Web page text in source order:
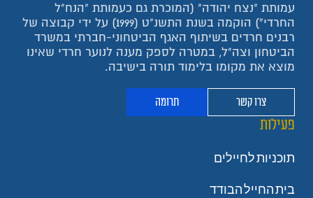
עמותת "נצח יהודה" (המוכרת גם כעמותת "הנח"ל
החרדי") הוקמה בשנת התשנ"ט (1999) על ידי קבוצה של
רבנים חרדים בשיתוף האגף הביטחוני-חברתי במשרד
הביטחון וצה"ל, במטרה לספק מענה לנוער חרדי שאינו
מוצא את מקומו בלימוד תורה בישיבה.
צרו קשר תרומה
פעילות
תוכניות לחיילים
בית החייל הבודד